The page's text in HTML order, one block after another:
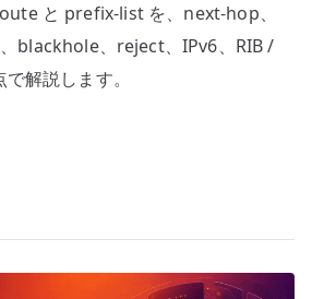
と prefix-list を、next-hop、
blackhole、reject、IPv6、RIB /
解説します。